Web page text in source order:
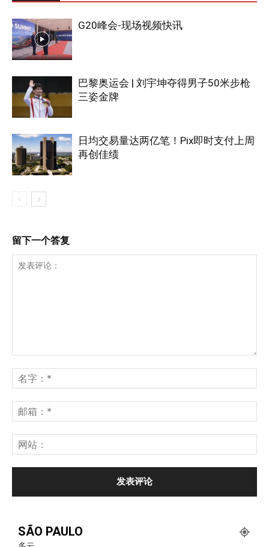
G20峰会-现场视频快讯
巴黎奥运会 | 刘宇坤夺得男子50米步枪
三姿金牌
日均交易量达两亿笔！Pix即时支付上周
再创佳绩
留下一个答复
SÃO PAULO